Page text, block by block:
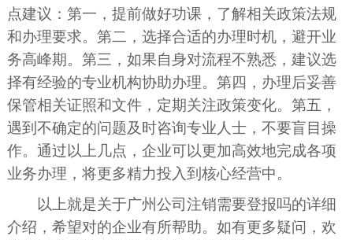
点建议：第一，提前做好功课，了解相关政策法规
和办理要求。第二，选择合适的办理时机，避开业
务高峰期。第三，如果自身对流程不熟悉，建议选
择有经验的专业机构协助办理。第四，办理后妥善
保管相关证照和文件，定期关注政策变化。第五，
遇到不确定的问题及时咨询专业人士，不要盲目操
作。通过以上几点，企业可以更加高效地完成各项
业务办理，将更多精力投入到核心经营中。
以上就是关于广州公司注销需要登报吗的详细
介绍，希望对的企业有所帮助。如有更多疑问，欢